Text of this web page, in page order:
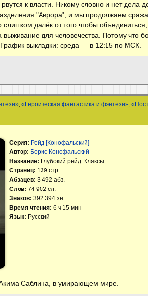
к власти. Никому словно и нет дела
"Аврора", и мы продолжаем
слишком далёк от того чтобы
выживание для человечества. Потому
выкладки: среда — в 12:15 по МСК.
,«Героическая фантастика и фэнтези»,
Серия: Рейд [Конофальский]
Автор: Борис Конофальский
Название: Глубокий рейд. Кляксы
Страниц: 139 стр.
Абзацев:3 492 абз.
Слов:74 902 сл.
Знаков:392 394 зн.
Время чтения:6 ч 15 мин
Язык: Русский
Саблина, в умирающем мире.